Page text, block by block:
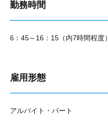
勤務時間
6：45～16：15（内7時間程度）
雇用形態
アルバイト・パート